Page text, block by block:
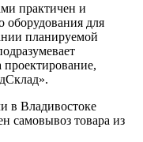
практичен и
оборудования для
планируемой
проектирование,
в Владивостоке
самовывоз товара из